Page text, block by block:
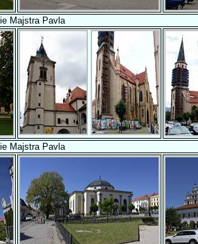
Majstra Pavla
Majstra Pavla